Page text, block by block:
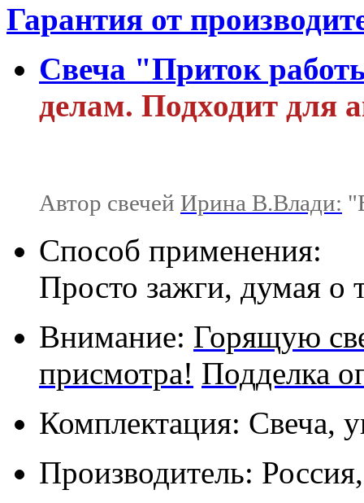
Гарантия от
Свеча "Приток
делам. Подходит для
Автор свечей Ирина В.Влади:
Способ применения:
Просто зажги, думая о
Внимание: Горящую
присмотра! Подделка
Комплектация: Свеча,
Производитель: